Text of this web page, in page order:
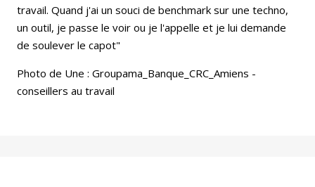
travail. Quand j'ai un souci de benchmark sur une techno,
un outil, je passe le voir ou je l'appelle et je lui demande
de soulever le capot"
Photo de Une : Groupama_Banque_CRC_Amiens -
conseillers au travail